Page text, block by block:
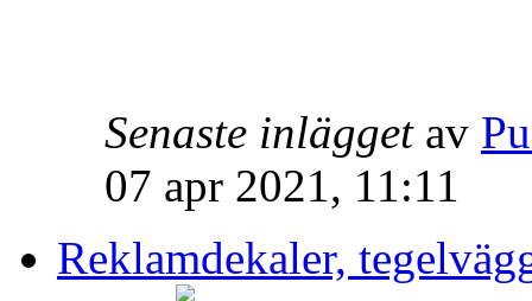
Senaste inlägget av
07 apr 2021, 11:11
Reklamdekaler,